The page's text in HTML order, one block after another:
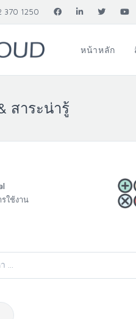
1250
หน้าหลัก
สาระน่ารู้
ใช้งาน